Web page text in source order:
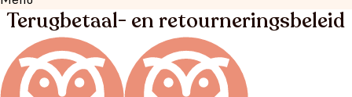
Terugbetaal- en retourneringsbeleid